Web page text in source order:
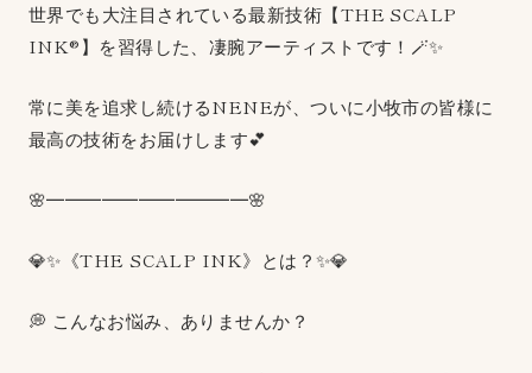
世界でも大注目されている最新技術【THE SCALP
INK®】を習得した、凄腕アーティストです！🪄✨
常に美を追求し続けるNENEが、ついに小牧市の皆様に
最高の技術をお届けします💕
🌸━━━━━━━━━━━🌸
💎✨《THE SCALP INK》とは？✨💎
💭 こんなお悩み、ありませんか？